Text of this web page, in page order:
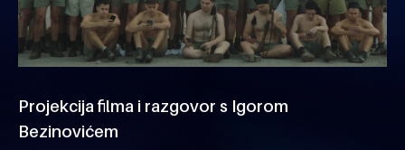
Projekcija filma i razgovor s Igorom
Bezinovićem